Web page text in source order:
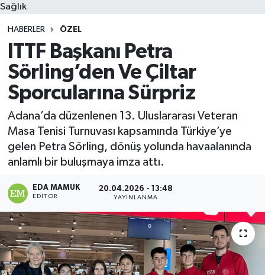
Sağlık
HABERLER ÖZEL
ITTF Başkanı Petra
Sörling’den Ve Çiltar
Sporcularına Sürpriz
Adana’da düzenlenen 13. Uluslararası Veteran
Masa Tenisi Turnuvası kapsamında Türkiye’ye
gelen Petra Sörling, dönüş yolunda havaalanında
anlamlı bir buluşmaya imza attı.
EDA MAMUK
EDITÖR
20.04.2026 - 13:48
YAYINLANMA